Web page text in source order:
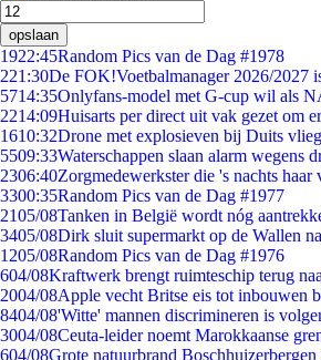
opslaan
1922:45Random Pics van de Dag #1978
221:30De FOK!Voetbalmanager 2026/2027
5714:35Onlyfans-model met G-cup wil als
2214:09Huisarts per direct uit vak gezet om
1610:32Drone met explosieven bij Duits
5509:33Waterschappen slaan alarm wegens
2306:40Zorgmedewerkster die 's nachts haar
3300:35Random Pics van de Dag #1977
2105/08Tanken in België wordt nóg
3405/08Dirk sluit supermarkt op de Wallen
1205/08Random Pics van de Dag #1976
604/08Kraftwerk brengt ruimteschip terug
2004/08Apple vecht Britse eis tot inbouwen
8404/08'Witte' mannen discrimineren is
3004/08Ceuta-leider noemt Marokkaanse
604/08Grote natuurbrand